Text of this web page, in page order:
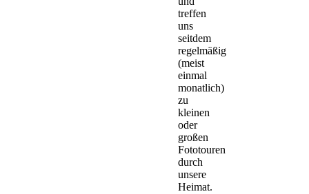
treffen
uns
seitdem
regelmäßig
(meist
einmal
monatlich)
zu
kleinen
oder
großen
Fototouren
durch
unsere
Heimat.